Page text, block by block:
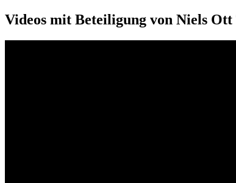
Videos mit Beteiligung von Niels